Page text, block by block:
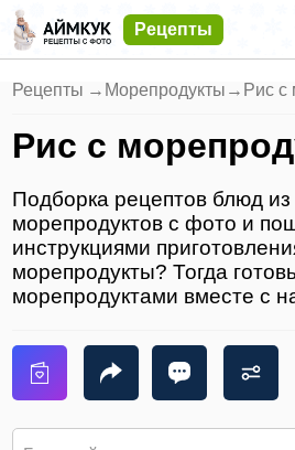
Рецепты
Рецепты → Морепродукты → Рис с
Рис с
Подборка рецептов блюд из
морепродуктов с фото и
инструкциями
морепродукты? Тогда
морепродуктами вместе с